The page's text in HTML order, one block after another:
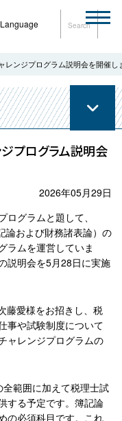
Language Search
レンジプログラム説明会を開催し
ジプログラム説明会
2026年05月29日
グラムと題して、
論および財務諸表論）の
ラムを運営していま
説明会を5月28日に実施
藤愛様をお招きし、税
事や試験制度について
ャレンジプログラムの
範囲に加えて税理士試
する予定です。簿記論
の必須科目です。これ